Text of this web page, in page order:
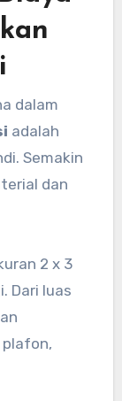
dalam
adalah
Semakin
dan
2 x 3
Dari luas